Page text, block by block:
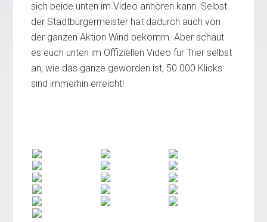
sich beide unten im Video anhören kann. Selbst
der Stadtbürgermeister hat dadurch auch von
der ganzen Aktion Wind bekomm. Aber schaut
es euch unten im Offiziellen Video für Trier selbst
an, wie das ganze geworden ist, 50.000 Klicks
sind immerhin erreicht!